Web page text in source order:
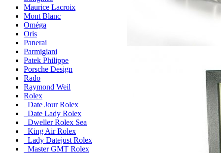
Maurice Lacroix
Mont Blanc
Oméga
Oris
Panerai
Parmigiani
Patek Philippe
Porsche Design
Rado
Raymond Weil
Rolex
Date Jour Rolex
Date Lady Rolex
Dweller Rolex Sea
King Air Rolex
Lady Datejust Rolex
Master GMT Rolex